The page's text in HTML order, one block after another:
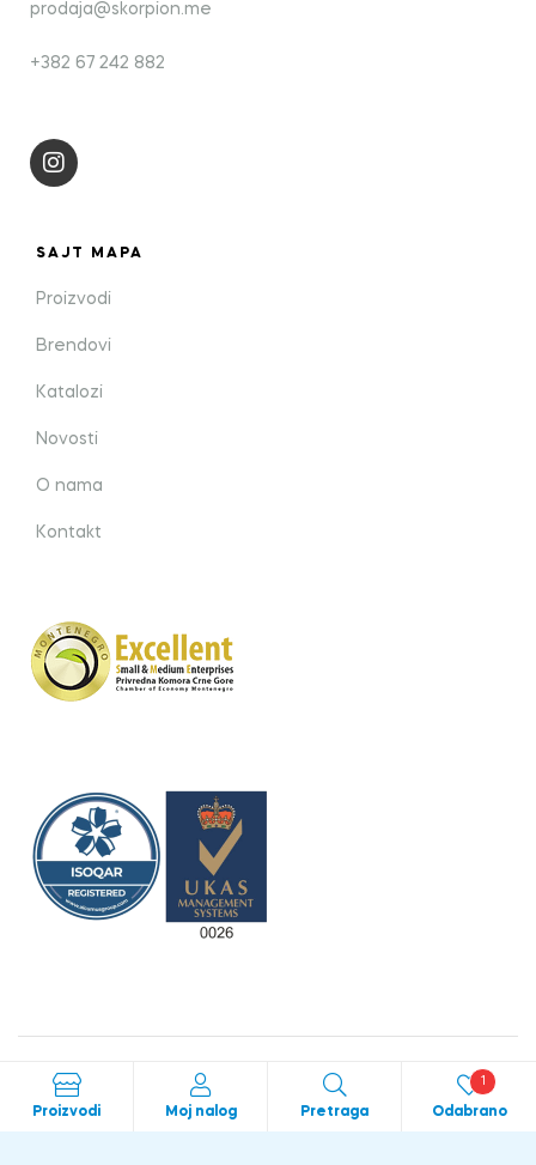
prodaja@skorpion.me
+382 67 242 882
SAJT MAPA
Proizvodi
Brendovi
Katalozi
Novosti
O nama
Kontakt
Crafted with love by bild studio
Proizvodi Moj nalog Pretraga Odabrano
1